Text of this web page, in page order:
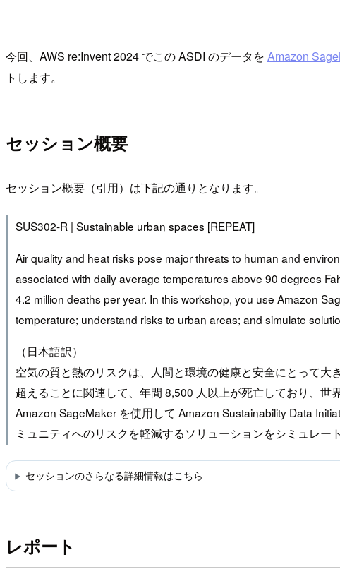
今回、AWS re:Invent 2024 でこの ASDI のデータを Amazon
トします。
セッション概要
セッション概要（引用）は下記の通りとなります。
SUS302-R | Sustainable urban spaces [REPEAT]
Air quality and heat risks pose major threats to human and
associated with daily average temperatures above 90 degrees
4.2 million deaths per year. In this workshop, you use Amazon
temperature; understand risks to urban areas; and simulate
（日本語訳）
空気の質と熱のリスクは、人間と環境の健康と安全にとって
超えることに関連して、年間 8,500 人以上が死亡しており、世
Amazon SageMaker を使用して Amazon Sustainability Data
ミュニティへのリスクを軽減するソリューションをシミュレー
セッションのさらなる詳細情報はこちら
レポート